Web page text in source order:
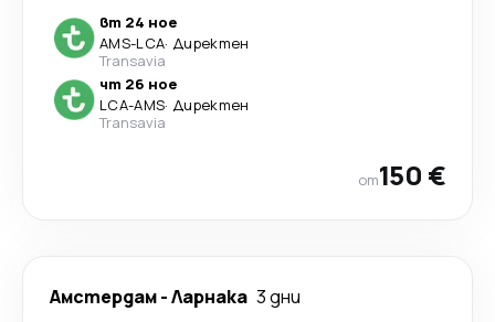
вт 24 ное
AMS-LCA· Директен
Transavia
чт 26 ное
LCA-AMS· Директен
Transavia
от150 €
Амстердам-Ларнака 3 дни